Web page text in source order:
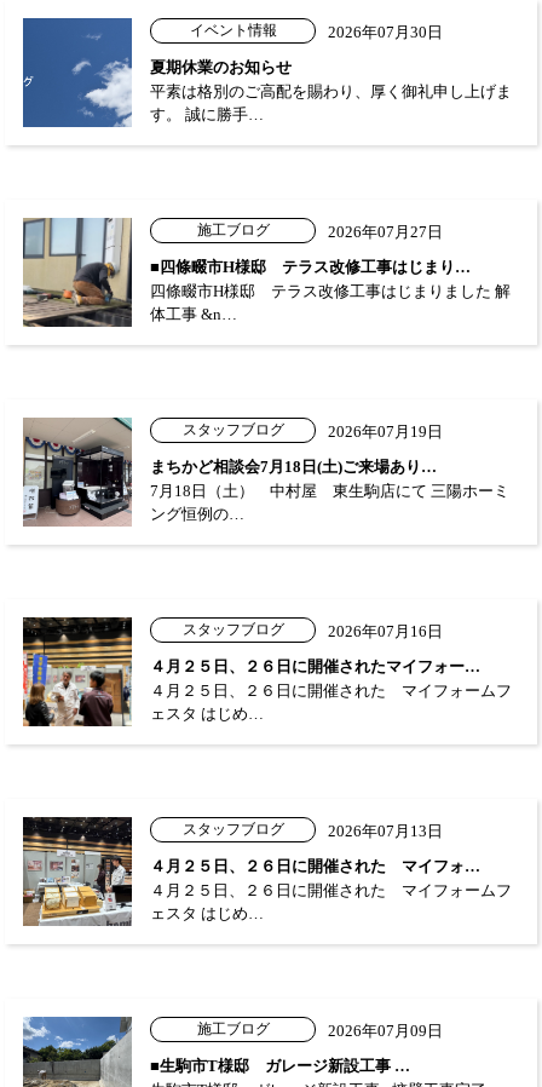
イベント情報
2026年07月30日
夏期休業のお知らせ
平素は格別のご高配を賜わり、厚く御礼申し上げま
す。 誠に勝手…
施工ブログ
2026年07月27日
■四條畷市H様邸 テラス改修工事はじまり…
四條畷市H様邸 テラス改修工事はじまりました 解
体工事 &n…
スタッフブログ
2026年07月19日
まちかど相談会7月18日(土)ご来場あり…
7月18日（土） 中村屋 東生駒店にて 三陽ホーミ
ング恒例の…
スタッフブログ
2026年07月16日
４月２５日、２６日に開催されたマイフォー…
４月２５日、２６日に開催された マイフォームフ
ェスタ はじめ…
スタッフブログ
2026年07月13日
４月２５日、２６日に開催された マイフォ…
４月２５日、２６日に開催された マイフォームフ
ェスタ はじめ…
施工ブログ
2026年07月09日
■生駒市T様邸 ガレージ新設工事 …